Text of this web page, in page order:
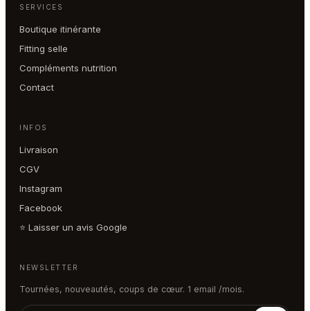
SERVICES
Boutique itinérante
Fitting selle
Compléments nutrition
Contact
INFOS
Livraison
CGV
Instagram
Facebook
⭐ Laisser un avis Google
NEWSLETTER
Tournées, nouveautés, coups de cœur. 1 email /mois.